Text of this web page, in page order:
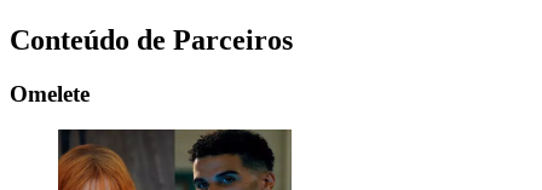
Conteúdo de Parceiros
Omelete